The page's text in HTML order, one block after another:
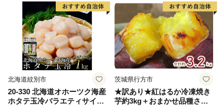
鰯 いわし イワシ 切り身 おつ
まみ おかず 惣菜 人気 珍味
グルメ 規格外 国産 新鮮 魚介
天然 乾き物 乾物 酒のあて 旬
季節 お中元 お歳暮 母の日 父
の日 武久海産 愛南町 愛媛県
北海道紋別市
20-330 北海道オホーツク海産
ホタテ玉冷バラエティサイズ
茨城県行方市
★訳あり★紅はるか冷凍焼き
芋約3kg＋おまかせ品種さつ